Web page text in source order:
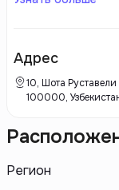
позволяет им
клиентов.
Адрес
10, Шота
100000,
Регион